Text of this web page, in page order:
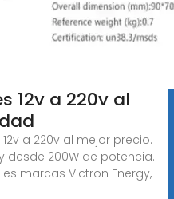
12v a 220v al
a 220v al mejor precio.
desde 200W de potencia.
marcas Victron Energy,